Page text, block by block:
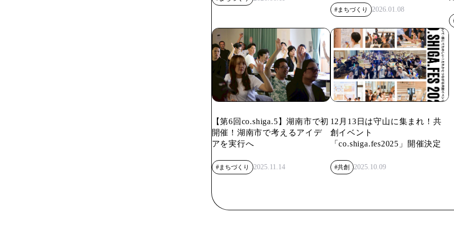
#まちづくり 2026.01.08
【第6回co.shiga.5】湖南市で初
開催！湖南市で考えるアイデ
アを実行へ
#まちづくり 2025.11.14
12月13日は守山に集まれ！共
創イベント
「co.shiga.fes2025」開催決定
#共創 2025.10.09